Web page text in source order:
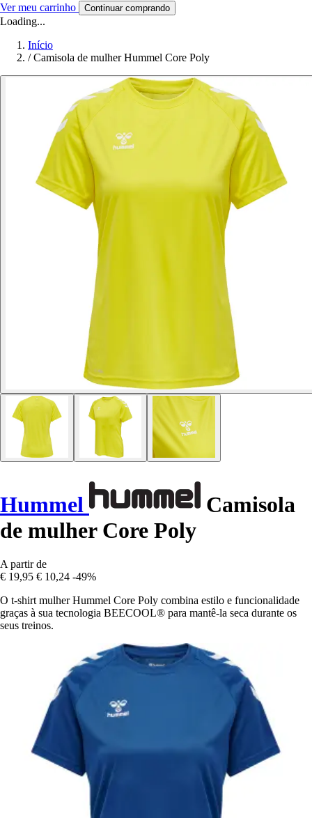
Ver meu carrinho Continuar comprando
Loading...
Início
/ Camisola de mulher Hummel Core Poly
Hummel
Camisola
de mulher Core Poly
A partir de
€ 19,95 € 10,24 -49%
O t-shirt mulher Hummel Core Poly combina estilo e funcionalidade
graças à sua tecnologia BEECOOL® para mantê-la seca durante os
seus treinos.